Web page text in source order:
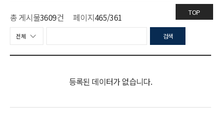
총 게시물3609건 페이지465/361
검색
등록된 데이터가 없습니다.
TOP